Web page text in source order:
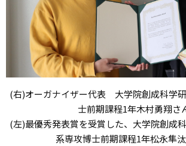
(右)オーガナイザー代表 大学院創成科学
士前期課程1年木村勇翔さ
(左)最優秀発表賞を受賞した、大学院創成
系専攻博士前期課程1年松永隼